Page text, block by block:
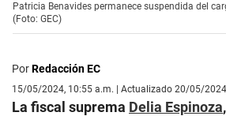
Patricia Benavides permanece suspendida del
(Foto: GEC)
PorRedacción EC
15/05/2024, 10:55 a.m. | Actualizado 20/05/
La fiscal suprema Delia Espinoza